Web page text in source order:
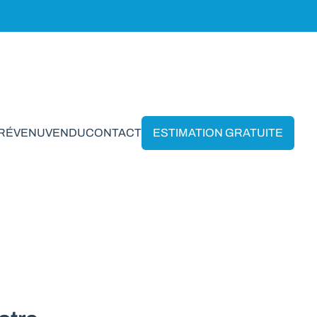
VENDUCONTACT ESTIMATION GRATUITE